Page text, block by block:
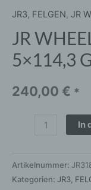
JR3, FELGEN, JR
JR
5×114,3
240,00 € *
In
Artikelnummer:
Kategorien: JR3